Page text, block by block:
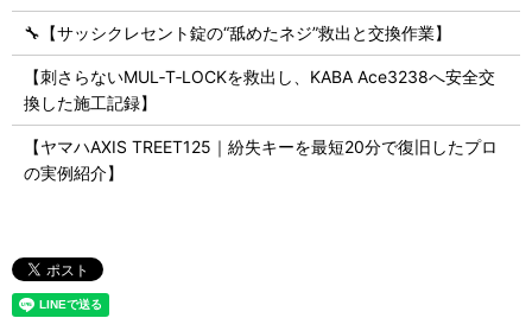
🔧【サッシクレセント錠の“舐めたネジ”救出と交換作業】
【刺さらないMUL‑T‑LOCKを救出し、KABA Ace3238へ安全交
換した施工記録】
【ヤマハAXIS TREET125｜紛失キーを最短20分で復旧したプロ
の実例紹介】